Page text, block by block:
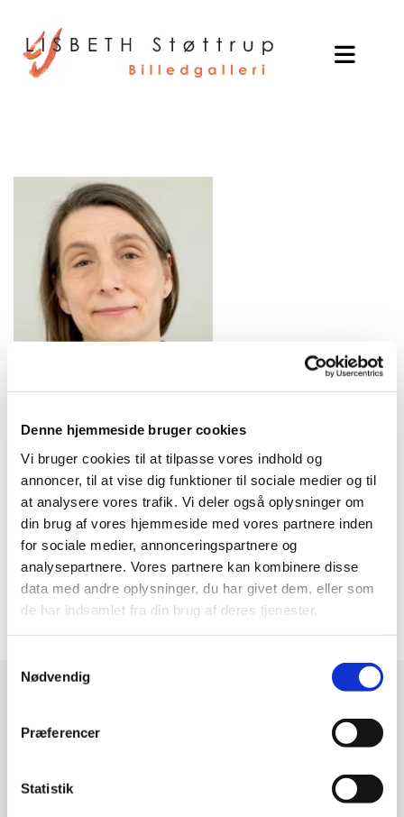
Denne hjemmeside bruger cookies
Vi bruger cookies til at tilpasse vores indhold og
annoncer, til at vise dig funktioner til sociale medier og til
at analysere vores trafik. Vi deler også oplysninger om
din brug af vores hjemmeside med vores partnere inden
for sociale medier, annonceringspartnere og
analysepartnere. Vores partnere kan kombinere disse
data med andre oplysninger, du har givet dem, eller som
de har indsamlet fra din brug af deres tjenester.
Nødvendig
Præferencer
Statistik
Jeg hedder Lisbeth Støttrup. På dette galleri-site
præsenterer jeg mine billeder. Håber du synes, det er
spændende.
Du er meget velkommen til at kontakt mig, hvis du er
interesseret i et af de aktuelle malerier, eller hvis du gerne
vil have et værk, du selv definerer.
Jeg laver gerne bestillingsarbejder inden for:
malerier
tegninger/illustrationer
grafisk design
Jeg maler og tegner. Tegnet har jeg gjort det meste af
På dette site
præsenterer jeg mine billeder.